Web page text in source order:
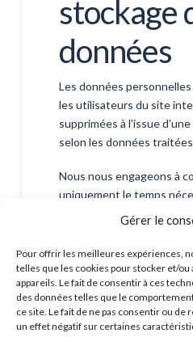
Gérer le
Pour offrir les meilleures expériences,
telles que les cookies pour stocker et/
appareils. Le fait de consentir à ces
des données telles que le
ce site. Le fait de ne pas consentir ou
un effet négatif sur certaines
stockage
données
Les données
les utilisateurs du site
supprimées à l'issue
selon les données
Nous nous engageons à
uniquement le temps
finalités poursuivies,
Les
vous avez